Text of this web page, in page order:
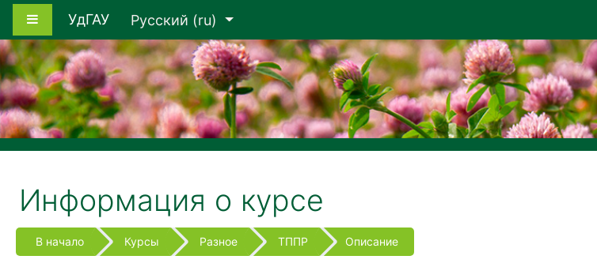
Перейти к основному содержанию
Боковая панель
УдГАУ Русский ‎(ru)‎
Информация о курсе
В начало Курсы Разное ТППР Описание